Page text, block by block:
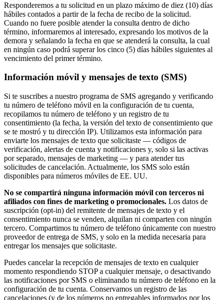
Responderemos a tu solicitud en un plazo máximo de diez (10) días
hábiles contados a partir de la fecha de recibo de la solicitud.
Cuando no fuere posible atender la consulta dentro de dicho
término, informaremos al interesado, expresando los motivos de la
demora y señalando la fecha en que se atenderá la consulta, la cual
en ningún caso podrá superar los cinco (5) días hábiles siguientes al
vencimiento del primer término.
Información móvil y mensajes de texto (SMS)
Si te suscribes a nuestro programa de SMS agregando y verificando
tu número de teléfono móvil en la configuración de tu cuenta,
recopilamos tu número de teléfono y un registro de tu
consentimiento (la fecha, la versión del texto de consentimiento que
se te mostró y tu dirección IP). Utilizamos esta información para
enviarte los mensajes de texto que solicitaste — códigos de
verificación, alertas de cuenta y notificaciones y, solo si las activas
por separado, mensajes de marketing — y para atender tus
solicitudes de cancelación. Actualmente, los SMS solo están
disponibles para números móviles de EE. UU.
No se compartirá ninguna información móvil con terceros ni
afiliados con fines de marketing o promocionales. Los datos de
suscripción (opt-in) del remitente de mensajes de texto y el
consentimiento nunca se venden, alquilan ni comparten con ningún
tercero. Compartimos tu número de teléfono únicamente con nuestro
proveedor de entrega de SMS, y solo en la medida necesaria para
entregar los mensajes que solicitaste.
Puedes cancelar la recepción de mensajes de texto en cualquier
momento respondiendo STOP a cualquier mensaje, o desactivando
las notificaciones por SMS o eliminando tu número de teléfono en la
configuración de tu cuenta. Conservamos un registro de las
cancelaciones (y de los números no entregables informados por los